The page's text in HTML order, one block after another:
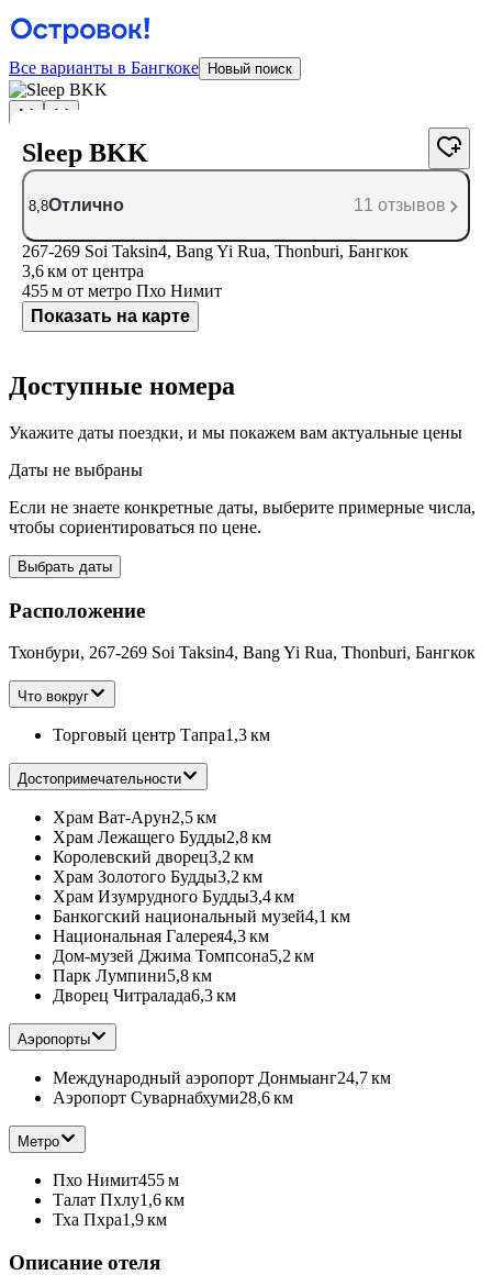
Все варианты в Бангкоке Новый поиск
Sleep BKK
8,8Отлично 11 отзывов
267-269 Soi Taksin4, Bang Yi Rua, Thonburi, Бангкок
3,6 км от центра
455 м от метро Пхо Нимит
Показать на карте
Доступные номера
Укажите даты поездки, и мы покажем вам актуальные цены
Даты не выбраны
Если не знаете конкретные даты, выберите примерные числа,
чтобы сориентироваться по цене.
Выбрать даты
Расположение
Тхонбури, 267-269 Soi Taksin4, Bang Yi Rua, Thonburi, Бангкок
Что вокруг
Торговый центр Тапра1,3 км
Достопримечательности
Храм Ват-Арун2,5 км
Храм Лежащего Будды2,8 км
Королевский дворец3,2 км
Храм Золотого Будды3,2 км
Храм Изумрудного Будды3,4 км
Банкогский национальный музей4,1 км
Национальная Галерея4,3 км
Дом-музей Джима Томпсона5,2 км
Парк Лумпини5,8 км
Дворец Читралада6,3 км
Аэропорты
Международный аэропорт Донмыанг24,7 км
Аэропорт Суварнабхуми28,6 км
Метро
Пхо Нимит455 м
Талат Пхлу1,6 км
Тха Пхра1,9 км
Описание отеля